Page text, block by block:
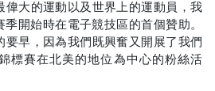
大的運動以及世界上的運動員，我
開始時在電子競技區的首個贊助。
早，因為我們既興奮又開展了我們
標賽在北美的地位為中心的粉絲活